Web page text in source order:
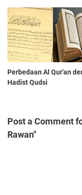
Perbedaan Al Qur'an
Hadist Qudsi
Post a Comment
Rawan"